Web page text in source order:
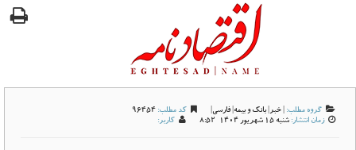
گروه مطلب: خبر بانک و بیمه فارسی کد مطلب: 96454
زمان انتشار: شنبه 15 شهريور 1404-8:52 کاربر: